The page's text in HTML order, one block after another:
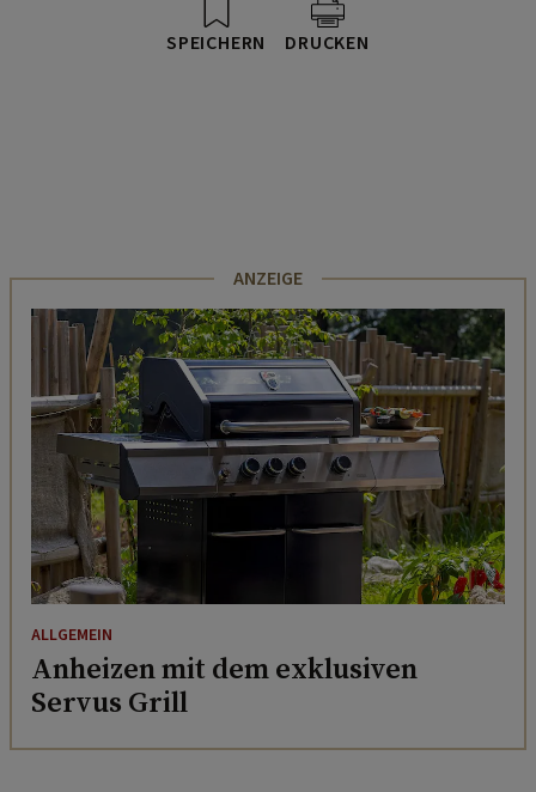
SPEICHERN DRUCKEN
ANZEIGE
ALLGEMEIN
Anheizen mit dem exklusiven
Servus Grill